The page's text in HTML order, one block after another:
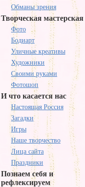
Обманы зрения
Творческая мастерская
Фото
Бодиарт
Уличные креативы
Художники
Своими руками
Фотошоп
И что касается нас
Настоящая Россия
Загадки
Игры
Наше творчество
Лица сайта
Праздники
Познаем себя и
рефлексируем